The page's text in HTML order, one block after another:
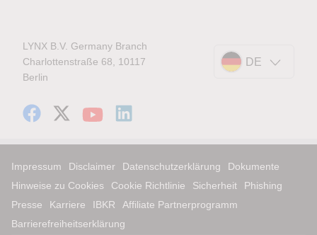
LYNX B.V. Germany Branch
Charlottenstraße 68, 10117
Berlin
DE
Impressum Disclaimer Datenschutzerklärung
Dokumente
Hinweise zu Cookies
Cookie Richtlinie Sicherheit
Phishing
Presse
Karriere IBKR
Affiliate Partnerprogramm
Barrierefreiheitserklärung